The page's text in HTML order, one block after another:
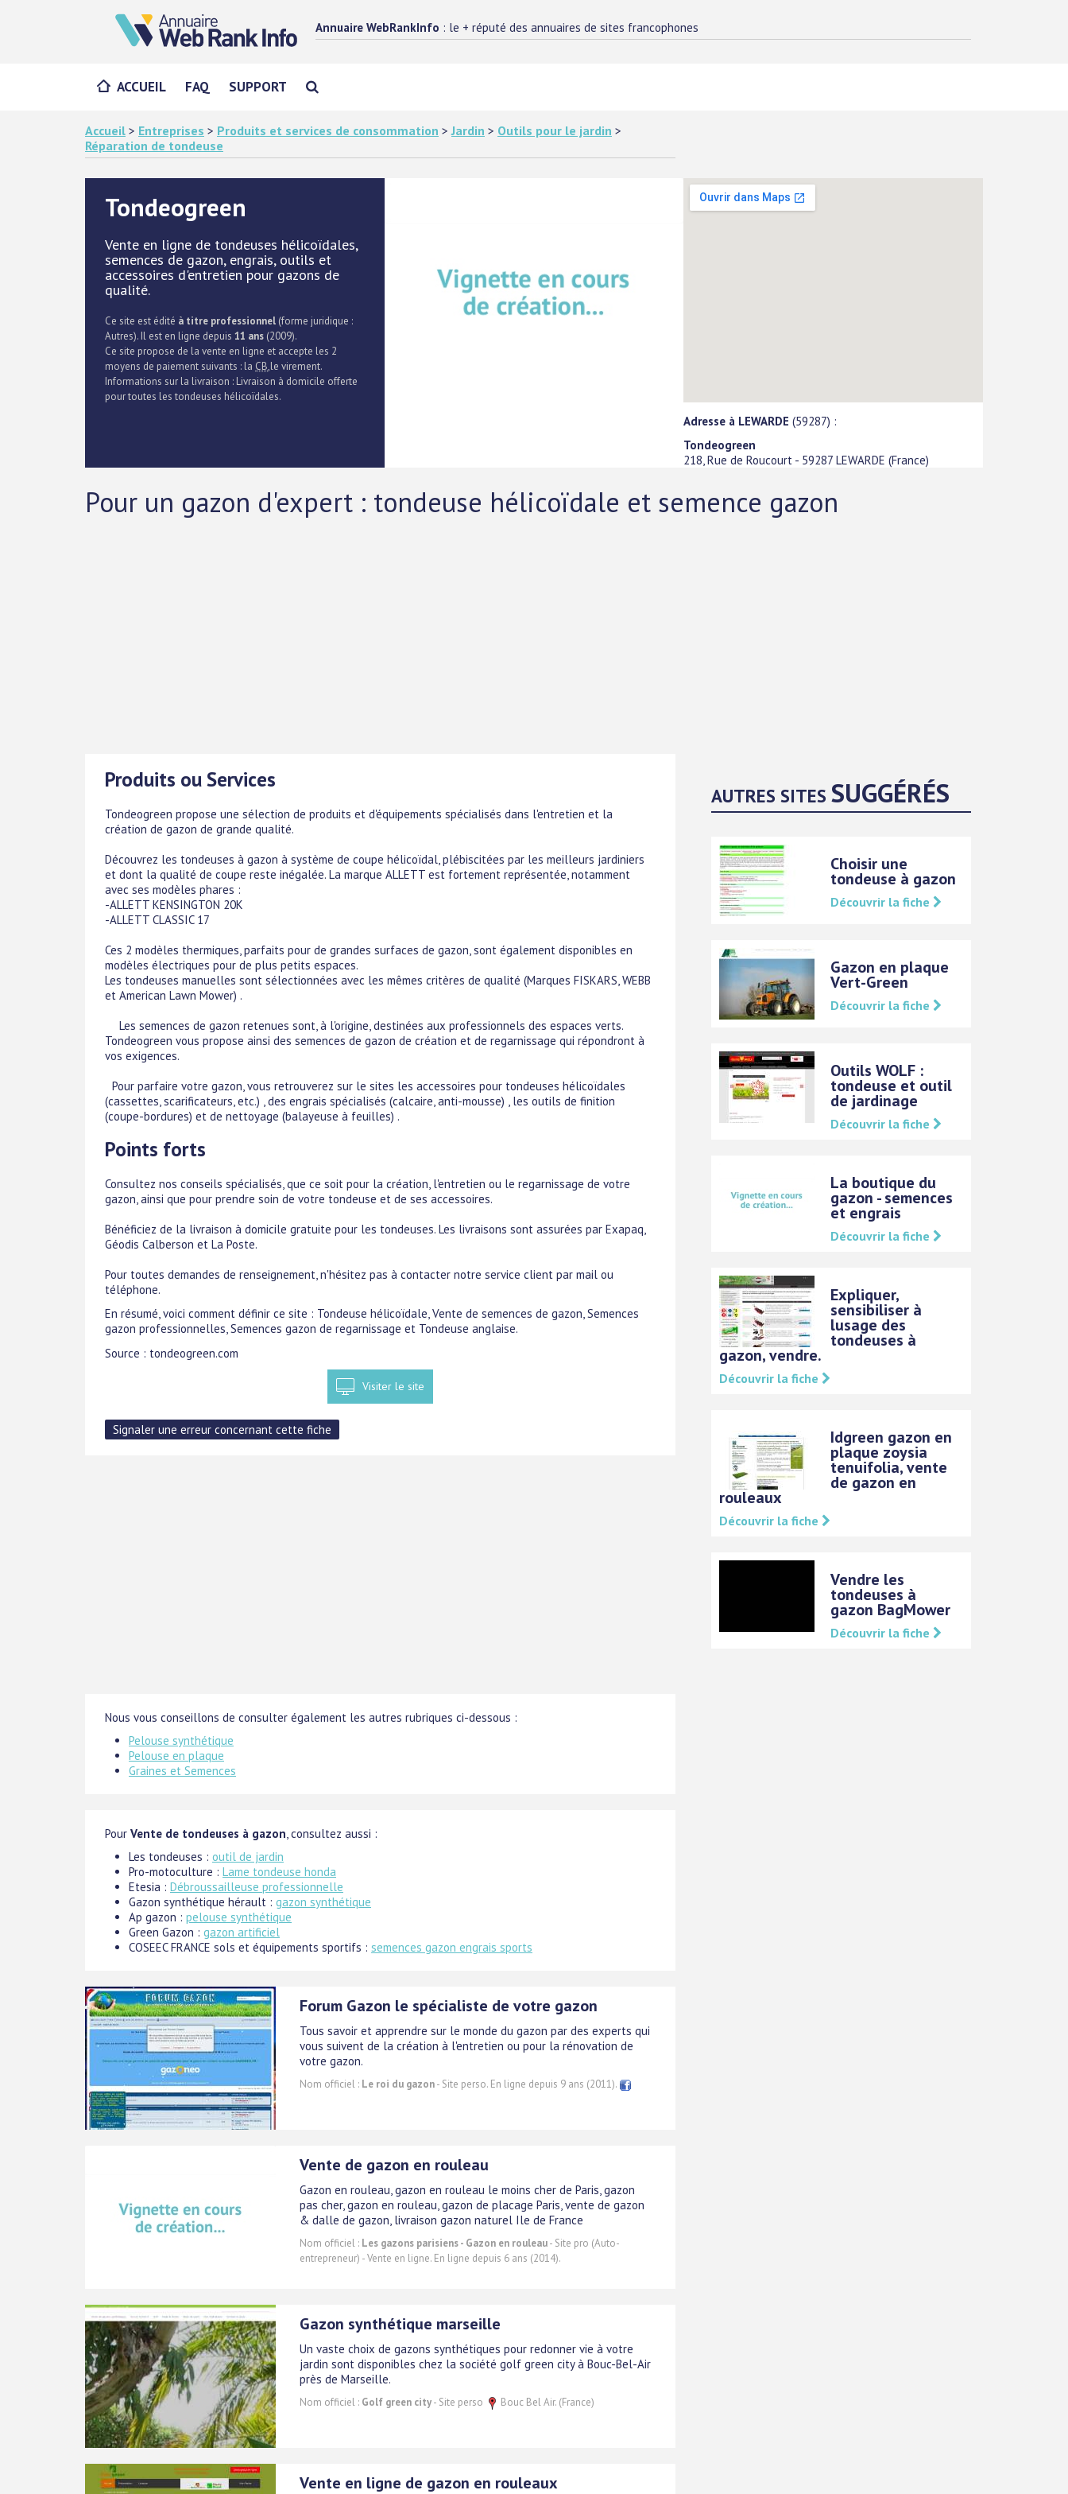
Annuaire WebRankInfo : le + réputé des annuaires de sites francophones
ACCUEIL FAQ SUPPORT
Accueil > Entreprises > Produits et services de consommation >Jardin > Outils pour le jardin >
Réparation de tondeuse
Tondeogreen
Vente en ligne de tondeuses hélicoïdales,
semences de gazon, engrais, outils et
accessoires d'entretien pour gazons de
qualité.
Ce site est édité à titre professionnel (forme juridique :
Autres). Il est en ligne depuis 11 ans (2009).
Ce site propose de la vente en ligne et accepte les 2
moyens de paiement suivants : la CB,le virement.
Informations sur la livraison : Livraison à domicile offerte
pour toutes les tondeuses hélicoïdales.
Adresse à LEWARDE (59287) :
Tondeogreen
218, Rue de Roucourt - 59287 LEWARDE (France)
Pour un gazon d'expert : tondeuse hélicoïdale et semence gazon
Produits ou Services
Tondeogreen propose une sélection de produits et d'équipements spécialisés dans l'entretien et la
création de gazon de grande qualité.
Découvrez les tondeuses à gazon à système de coupe hélicoïdal, plébiscitées par les meilleurs jardiniers
et dont la qualité de coupe reste inégalée. La marque ALLETT est fortement représentée, notamment
avec ses modèles phares :
-ALLETT KENSINGTON 20K
-ALLETT CLASSIC 17
Ces 2 modèles thermiques, parfaits pour de grandes surfaces de gazon, sont également disponibles en
modèles électriques pour de plus petits espaces.
Les tondeuses manuelles sont sélectionnées avec les mêmes critères de qualité (Marques FISKARS, WEBB
et American Lawn Mower) .
Les semences de gazon retenues sont, à l'origine, destinées aux professionnels des espaces verts.
Tondeogreen vous propose ainsi des semences de gazon de création et de regarnissage qui répondront à
vos exigences.
Pour parfaire votre gazon, vous retrouverez sur le sites les accessoires pour tondeuses hélicoïdales
(cassettes, scarificateurs, etc.) , des engrais spécialisés (calcaire, anti-mousse) , les outils de finition
(coupe-bordures) et de nettoyage (balayeuse à feuilles) .
Points forts
Consultez nos conseils spécialisés, que ce soit pour la création, l'entretien ou le regarnissage de votre
gazon, ainsi que pour prendre soin de votre tondeuse et de ses accessoires.
Bénéficiez de la livraison à domicile gratuite pour les tondeuses. Les livraisons sont assurées par Exapaq,
Géodis Calberson et La Poste.
Pour toutes demandes de renseignement, n'hésitez pas à contacter notre service client par mail ou
téléphone.
En résumé, voici comment définir ce site : Tondeuse hélicoïdale, Vente de semences de gazon, Semences
gazon professionnelles, Semences gazon de regarnissage et Tondeuse anglaise.
Source : tondeogreen.com
Visiter le site
Nous vous conseillons de consulter également les autres rubriques ci-dessous :
Pelouse synthétique
Pelouse en plaque
Graines et Semences
Pour Vente de tondeuses à gazon , consultez aussi :
Les tondeuses : outil de jardin
Pro-motoculture : Lame tondeuse honda
Etesia : Débroussailleuse professionnelle
Gazon synthétique hérault : gazon synthétique
Ap gazon : pelouse synthétique
Green Gazon : gazon artificiel
COSEEC FRANCE sols et équipements sportifs : semences gazon engrais sports
Forum Gazon le spécialiste de votre gazon
Tous savoir et apprendre sur le monde du gazon par des experts qui
vous suivent de la création à l'entretien ou pour la rénovation de
votre gazon.
Nom officiel : Le roi du gazon- Site perso. En ligne depuis 9 ans (2011).
Vente de gazon en rouleau
Gazon en rouleau, gazon en rouleau le moins cher de Paris, gazon
pas cher, gazon en rouleau, gazon de placage Paris, vente de gazon
& dalle de gazon, livraison gazon naturel Ile de France
Nom officiel : Les gazons parisiens - Gazon en rouleau- Site pro (Auto-
entrepreneur) - Vente en ligne. En ligne depuis 6 ans (2014).
Gazon synthétique marseille
Un vaste choix de gazons synthétiques pour redonner vie à votre
jardin sont disponibles chez la société golf green city à Bouc-Bel-Air
près de Marseille.
Nom officiel : Golf green city- Site perso Bouc Bel Air. (France)
Vente en ligne de gazon en rouleaux
AUTRES SITESSUGGÉRÉS
Choisir une
tondeuse à gazon
Découvrir la fiche
Gazon en plaque
Vert-Green
Découvrir la fiche
Outils WOLF :
tondeuse et outil
de jardinage
Découvrir la fiche
La boutique du
gazon - semences
et engrais
Découvrir la fiche
Expliquer,
sensibiliser à
lusage des
tondeuses à
gazon, vendre.
Découvrir la fiche
Idgreen gazon en
plaque zoysia
tenuifolia, vente
de gazon en
rouleaux
Découvrir la fiche
Vendre les
tondeuses à
gazon BagMower
Découvrir la fiche